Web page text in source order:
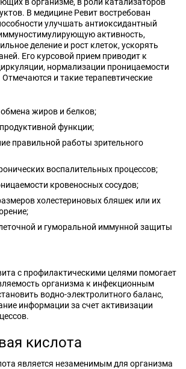
В медицине Ревит востребован
улучшать антиоксидантный
активность,
деление и рост клеток, ускорять
Его курсовой прием приводит к
нормализации проницаемости
Отмечаются и такие терапевтические
жиров и белков;
функции;
правильной работы зрительного
воспалительных процессов;
кровеносных сосудов;
холестериновых бляшек или их
и гуморальной иммунной защиты
с профилактическими целями помогает
организма к инфекционным
водно-электролитного баланс,
информации за счет активизации
кислота
является незаменимым для организма